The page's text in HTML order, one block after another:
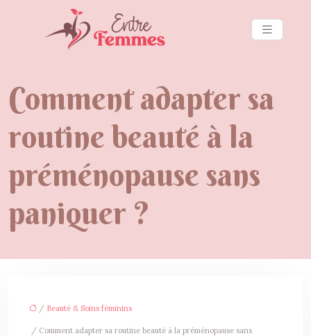
Comment adapter sa
routine beauté à la
préménopause sans
paniquer ?
/ Beauté & Soins féminins
/ Comment adapter sa routine beauté à la préménopause sans